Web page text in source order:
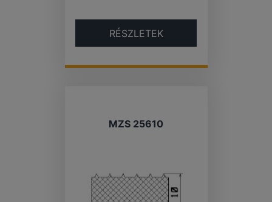
RÉSZLETEK
MZS 25610